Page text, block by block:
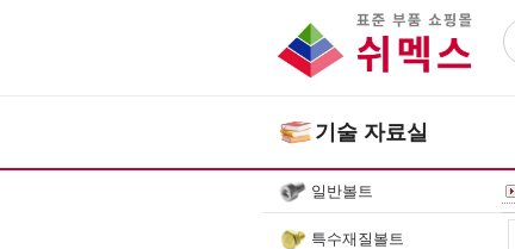
기술 자료실
일반볼트
특수재질볼트